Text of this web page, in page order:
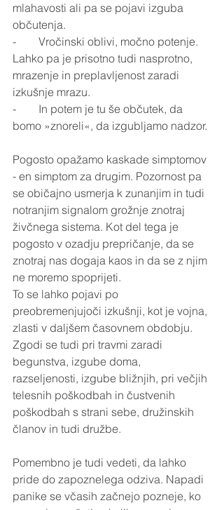
mlahavosti ali pa se pojavi izguba
občutenja.
-        Vročinski oblivi, močno potenje.
Lahko pa je prisotno tudi nasprotno,
mrazenje in preplavljenost zaradi
izkušnje mrazu.
-        In potem je tu še občutek, da
bomo »znoreli«, da izgubljamo nadzor.
Pogosto opažamo kaskade simptomov
- en simptom za drugim. Pozornost pa
se običajno usmerja k zunanjim in tudi
notranjim signalom grožnje znotraj
živčnega sistema. Kot del tega je
pogosto v ozadju prepričanje, da se
znotraj nas dogaja kaos in da se z njim
ne moremo spoprijeti.
To se lahko pojavi po
preobremenjujoči izkušnji, kot je vojna,
zlasti v daljšem časovnem obdobju.
Zgodi se tudi pri travmi zaradi
begunstva, izgube doma,
razseljenosti, izgube bližnjih, pri večjih
telesnih poškodbah in čustvenih
poškodbah s strani sebe, družinskih
članov in tudi družbe.
Pomembno je tudi vedeti, da lahko
pride do zapoznelega odziva. Napadi
panike se včasih začnejo pozneje, ko